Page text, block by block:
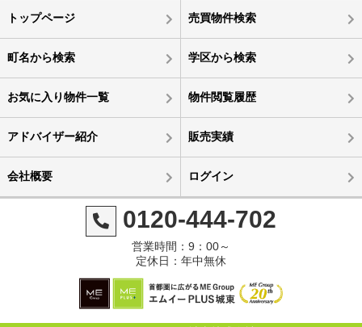
トップページ 売買物件検索
町名から検索 学区から検索
お気に入り物件一覧 物件閲覧履歴
アドバイザー紹介 販売実績
会社概要 ログイン
0120-444-702
営業時間：9：00～
定休日：年中無休